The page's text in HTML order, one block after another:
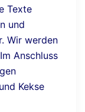
Texte
und
Wir werden
Anschluss
Kekse